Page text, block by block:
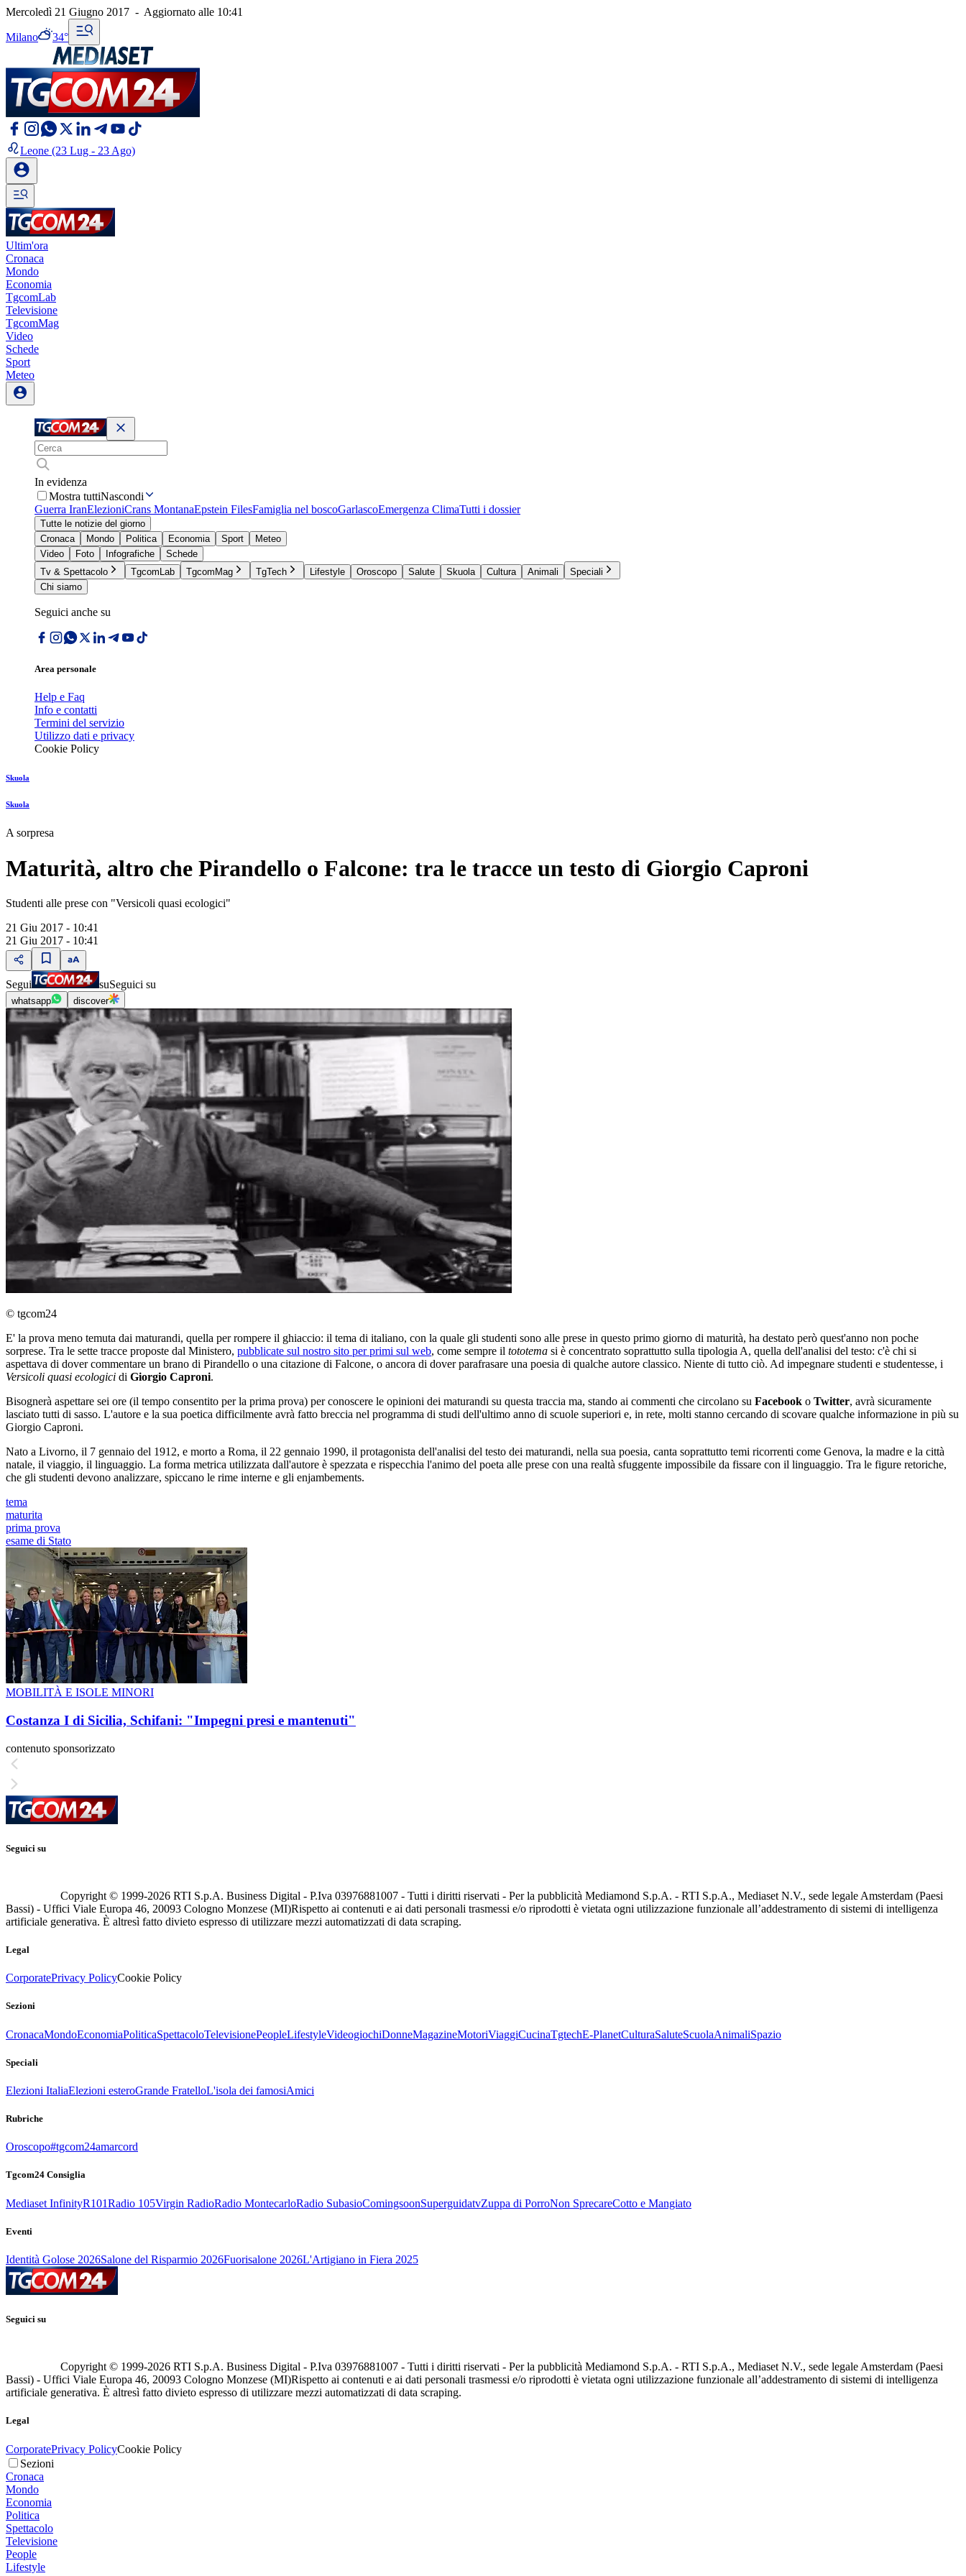
Mercoledì 21 Giugno 2017 - Aggiornato alle 10:41
Milano 34°
Leone (23 Lug - 23 Ago)
Ultim'ora
Cronaca
Mondo
Economia
TgcomLab
Televisione
TgcomMag
Video
Schede
Sport
Meteo
In evidenza
Mostra tuttiNascondi
Guerra IranElezioniCrans MontanaEpstein FilesFamiglia nel boscoGarlascoEmergenza ClimaTutti i dossier
Tutte le notizie del giorno
Cronaca
Mondo Politica Economia Sport
Meteo
Video
Foto Infografiche
Schede
Tv & Spettacolo
TgcomLab TgcomMag TgTech Lifestyle Oroscopo Salute Skuola Cultura Animali
Speciali
Chi siamo
Seguici anche su
Area personale
Help e Faq
Info e contatti
Termini del servizio
Utilizzo dati e privacy
Cookie Policy
Skuola
Skuola
A sorpresa
Maturità, altro che Pirandello o Falcone: tra le tracce un testo di Giorgio Caproni
Studenti alle prese con "Versicoli quasi ecologici"
21 Giu 2017 - 10:41
21 Giu 2017 - 10:41
Segui suSeguici su
whatsapp discover
© tgcom24
E' la prova meno temuta dai maturandi, quella per rompere il ghiaccio: il tema di italiano, con la quale gli studenti sono alle prese in questo primo giorno di maturità, ha destato però quest'anno non poche
sorprese. Tra le sette tracce proposte dal Ministero, pubblicate sul nostro sito per primi sul web, come sempre il tototema si è concentrato soprattutto sulla tipologia A, quella dell'analisi del testo: c'è chi si
aspettava di dover commentare un brano di Pirandello o una citazione di Falcone, o ancora di dover parafrasare una poesia di qualche autore classico. Niente di tutto ciò. Ad impegnare studenti e studentesse, i
Versicoli quasi ecologici di Giorgio Caproni.
Bisognerà aspettare sei ore (il tempo consentito per la prima prova) per conoscere le opinioni dei maturandi su questa traccia ma, stando ai commenti che circolano su Facebook o Twitter, avrà sicuramente
lasciato tutti di sasso. L'autore e la sua poetica difficilmente avrà fatto breccia nel programma di studi dell'ultimo anno di scuole superiori e, in rete, molti stanno cercando di scovare qualche informazione in più su
Giorgio Caproni.
Nato a Livorno, il 7 gennaio del 1912, e morto a Roma, il 22 gennaio 1990, il protagonista dell'analisi del testo dei maturandi, nella sua poesia, canta soprattutto temi ricorrenti come Genova, la madre e la città
natale, il viaggio, il linguaggio. La forma metrica utilizzata dall'autore è spezzata e rispecchia l'animo del poeta alle prese con una realtà sfuggente impossibile da fissare con il linguaggio. Tra le figure retoriche,
che gli studenti devono analizzare, spiccano le rime interne e gli enjambements.
tema
maturita
prima prova
esame di Stato
MOBILITÀ E ISOLE MINORI
Costanza I di Sicilia, Schifani: "Impegni presi e mantenuti"
contenuto sponsorizzato
Seguici su
Copyright © 1999-2026 RTI S.p.A. Business Digital - P.Iva 03976881007 - Tutti i diritti riservati - Per la pubblicità Mediamond S.p.A. - RTI S.p.A., Mediaset N.V., sede legale Amsterdam (Paesi
Bassi) - Uffici Viale Europa 46, 20093 Cologno Monzese (MI)Rispetto ai contenuti e ai dati personali trasmessi e/o riprodotti è vietata ogni utilizzazione funzionale all’addestramento di sistemi di intelligenza
artificiale generativa. È altresì fatto divieto espresso di utilizzare mezzi automatizzati di data scraping.
Legal
CorporatePrivacy PolicyCookie Policy
Sezioni
CronacaMondoEconomiaPoliticaSpettacoloTelevisionePeopleLifestyleVideogiochiDonneMagazineMotoriViaggiCucinaTgtechE-PlanetCulturaSaluteScuolaAnimaliSpazio
Speciali
Elezioni ItaliaElezioni esteroGrande FratelloL'isola dei famosiAmici
Rubriche
Oroscopo#tgcom24amarcord
Tgcom24 Consiglia
Mediaset InfinityR101Radio 105Virgin RadioRadio MontecarloRadio SubasioComingsoonSuperguidatvZuppa di PorroNon SprecareCotto e Mangiato
Eventi
Identità Golose 2026Salone del Risparmio 2026Fuorisalone 2026L'Artigiano in Fiera 2025
Seguici su
Copyright © 1999-2026 RTI S.p.A. Business Digital - P.Iva 03976881007 - Tutti i diritti riservati - Per la pubblicità Mediamond S.p.A. - RTI S.p.A., Mediaset N.V., sede legale Amsterdam (Paesi
Bassi) - Uffici Viale Europa 46, 20093 Cologno Monzese (MI)Rispetto ai contenuti e ai dati personali trasmessi e/o riprodotti è vietata ogni utilizzazione funzionale all’addestramento di sistemi di intelligenza
artificiale generativa. È altresì fatto divieto espresso di utilizzare mezzi automatizzati di data scraping.
Legal
CorporatePrivacy PolicyCookie Policy
Sezioni
Cronaca
Mondo
Economia
Politica
Spettacolo
Televisione
People
Lifestyle